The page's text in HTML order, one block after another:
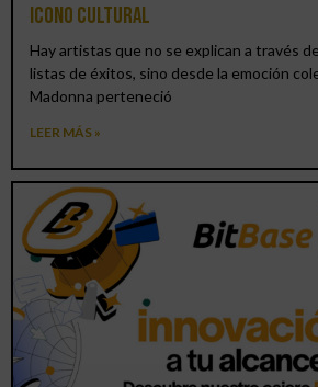
icono cultural
Hay artistas que no se explican a través
listas de éxitos, sino desde la emoción
Madonna perteneció
LEER MÁS »